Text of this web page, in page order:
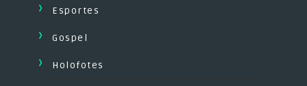
Esportes
Gospel
Holofotes